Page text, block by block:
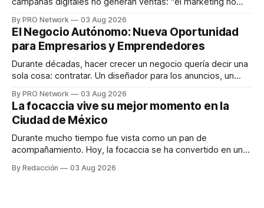
INTERIUS, el problema suele estar en otro lugar. Durante
una entrevista para el podcast SER PRO, el especialista en
marketing digital explicó que
By PRO Network 03 Aug 2026
El Negocio Autónomo: Nueva Oportunidad
para Empresarios y Emprendedores
Durante décadas, hacer crecer un negocio quería decir una
sola cosa: contratar. Un diseñador para los anuncios, un
para los textos, alguien que supiera de publicidad digital
para encontrar prospectos, un vendedor para atender
llamadas y mensajes, y —con suerte— una persona
By PRO Network 03 Aug 2026
La focaccia vive su mejor momento en la
Ciudad de México
Durante mucho tiempo fue vista como un pan de
acompañamiento. Hoy, la focaccia se ha convertido en uno
artesanal, ingredientes de calidad y experiencias que
By Redacción 03 Aug 2026